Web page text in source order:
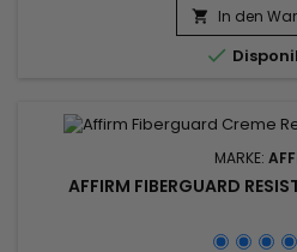
Formuliert mit Avlons
Complex (FSC), der die
 In den

MARKE:
AFFIRM FIBERGUARD